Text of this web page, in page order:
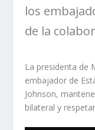
los
de la
La presidenta de
embajador de
Johnson,
bilateral y